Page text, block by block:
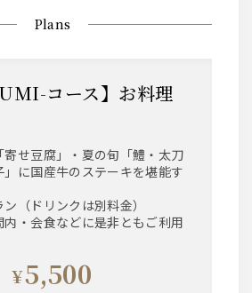
Plans
寄せ豆腐」・夏の旬「鱧・太刀
に国産牛のステーキを堪能す
（ドリンクは別料金）
内・会食などに是非ともご利用
¥5,500